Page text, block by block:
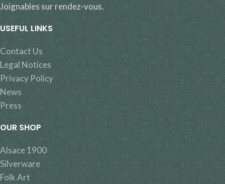
Joignables sur rendez-vous.
USEFUL LINKS
Contact Us
Legal Notices
Privacy Policy
News
Press
OUR SHOP
Alsace 1900
Silverware
Folk Art